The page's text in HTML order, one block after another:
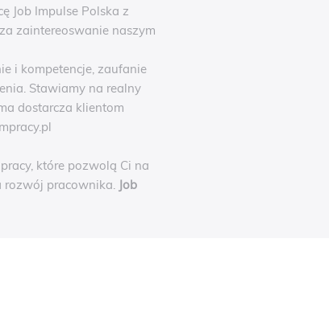
Job Impulse Polska z
zaintereoswanie naszym
i kompetencje, zaufanie
Stawiamy na realny
dostarcza klientom
które pozwolą Ci na
rozwój pracownika. Job